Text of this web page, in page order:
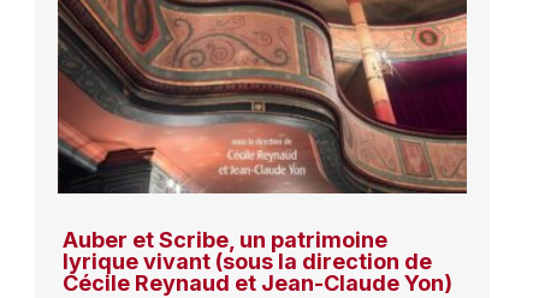
Auber et Scribe, un patrimoine
lyrique vivant (sous la direction de
Cécile Reynaud et Jean-Claude Yon)